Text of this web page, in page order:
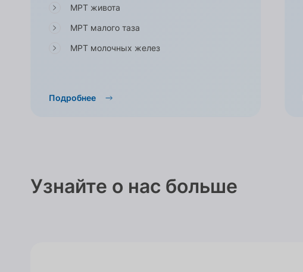
МРТ живота
МРТ малого таза
МРТ молочных желез
Подробнее
Узнайте о нас больше